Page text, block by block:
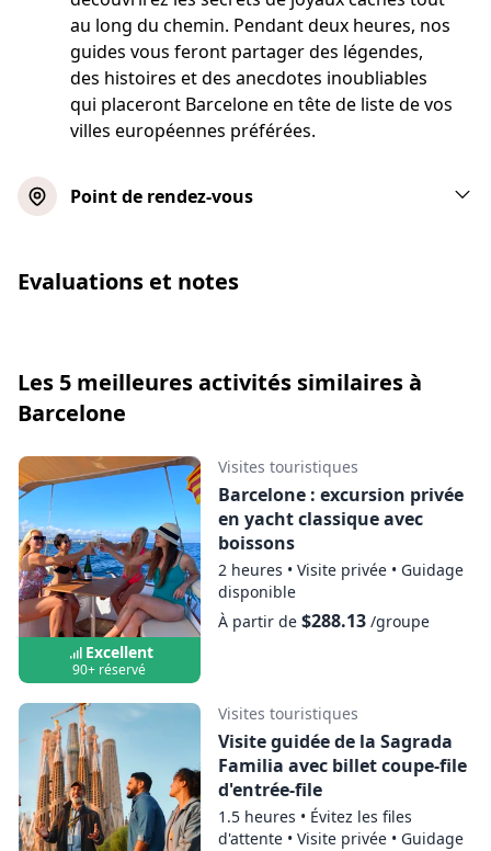
au long du chemin. Pendant deux heures, nos
guides vous feront partager des légendes,
des histoires et des anecdotes inoubliables
qui placeront Barcelone en tête de liste de vos
villes européennes préférées.
Point de rendez-vous
Barcelone
Visite privée à pied : la Barcelone
Afficher la carte
Evaluations et notes
Les 5 meilleures activités similaires à
Barcelone
Excellent
90+ réservé
Visites touristiques
Barcelone : excursion privée
en yacht classique avec
boissons
2 heures • Visite privée • Guidage
disponible
À partir de $288.13/groupe
Visites touristiques
Visite guidée de la Sagrada
Familia avec billet coupe-file
d'entrée-file
1.5 heures • Évitez les files
d'attente • Visite privée • Guidage